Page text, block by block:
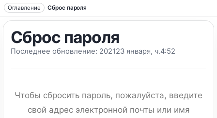
Перейти к тексту
Оглавление Сброс пароля
Сброс пароля
Последнее обновление: 202123 января, ч.4:52
Чтобы сбросить пароль, пожалуйста, введите
свой адрес электронной почты или имя